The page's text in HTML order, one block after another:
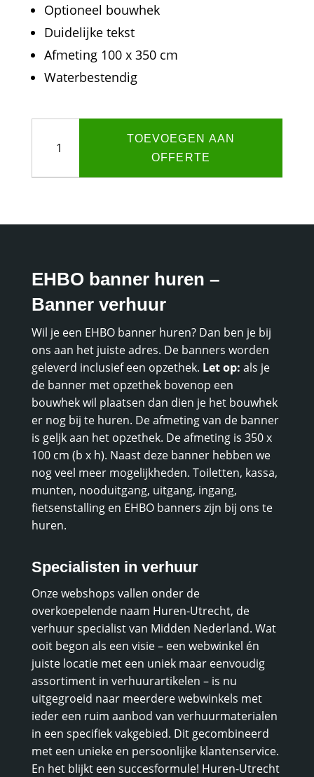
Optioneel bouwhek
Duidelijke tekst
Afmeting 100 x 350 cm
Waterbestendig
banner
TOEVOEGEN AAN
OFFERTE
EHBO banner huren –
Banner verhuur
Wil je een EHBO banner huren? Dan ben je bij
ons aan het juiste adres. De banners worden
geleverd inclusief een opzethek. Let op: als je
de banner met opzethek bovenop een
bouwhek wil plaatsen dan dien je het bouwhek
er nog bij te huren. De afmeting van de banner
is geljk aan het opzethek. De afmeting is 350 x
100 cm (b x h). Naast deze banner hebben we
nog veel meer mogelijkheden. Toiletten, kassa,
munten, nooduitgang, uitgang, ingang,
fietsenstalling en EHBO banners zijn bij ons te
huren.
Specialisten in verhuur
Onze webshops vallen onder de
overkoepelende naam Huren-Utrecht, de
verhuur specialist van Midden Nederland. Wat
ooit begon als een visie – een webwinkel én
juiste locatie met een uniek maar eenvoudig
assortiment in verhuurartikelen – is nu
uitgegroeid naar meerdere webwinkels met
ieder een ruim aanbod van verhuurmaterialen
in een specifiek vakgebied. Dit gecombineerd
met een unieke en persoonlijke klantenservice.
En het blijkt een succesformule! Huren-Utrecht